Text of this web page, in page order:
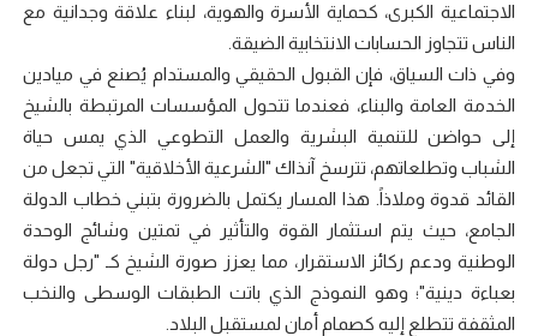
الاجتماعية الكبرى، كحماية الأسرة والهوية، لبناء علاقة وجدانية مع
الناس تتجاوز الحسابات الانتخابية الضيقة.
وفي ذات السياق، فإن القبول الحقيقي والمستدام يُصنع في ميادين
الخدمة العامة والبناء، فعندما تتحول المؤسسات المرتبطة بالشيخ
إلى حواضن للتنمية البشرية والعمل التطوعي الذي يمس حياة
الشباب وتطلعاتهم، تترسخ آنذاك "الشرعية الأخلاقية" التي تجعل من
القائد قدوة وملاذاً. هذا المسار يكتمل بالضرورة بتبني خطاب الدولة
الجامع، حيث يتم استثمار القوة والتأثير في تمتين وشائج الوحدة
الوطنية ودعم ركائز الاستقرار، مما يعزز صورة الشيخ كـ "رجل دولة
بعباءة دينية"؛ وهو النموذج الذي باتت الطبقات الوسطى والنخب
المثقفة تتطلع إليه كصمام أمان لمستقبل البلاد.